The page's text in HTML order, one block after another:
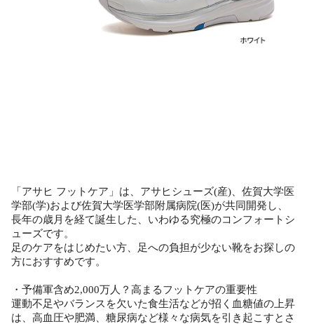
「アサヒ フットケア」は、アサヒシューズ(産)、佐賀大学医
学部(学)および佐賀大学医学部附属病院(医)が共同開発し、
長年の歳月を経て誕生した、いわゆる究極のコンフォートシ
ューズです。
足のケアをはじめたい方、足への負担が少ない靴をお探しの
方におすすめです。
・予備軍含め2,000万人？高まるフットケアの重要性
運動不足やバランスを欠いた食生活などが招く血糖値の上昇
は、高血圧や肥満、糖尿病など様々な病気を引き起こすとさ